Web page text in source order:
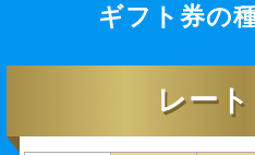
ギフト券の
レート